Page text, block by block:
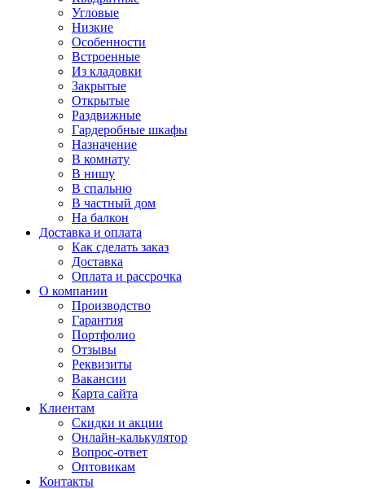
Угловые
Низкие
Особенности
Встроенные
Из кладовки
Закрытые
Открытые
Раздвижные
Гардеробные шкафы
Назначение
В комнату
В нишу
В спальню
В частный дом
На балкон
Доставка и оплата
Как сделать заказ
Доставка
Оплата и рассрочка
О компании
Производство
Гарантия
Портфолио
Отзывы
Реквизиты
Вакансии
Карта сайта
Клиентам
Скидки и акции
Онлайн-калькулятор
Вопрос-ответ
Оптовикам
Контакты